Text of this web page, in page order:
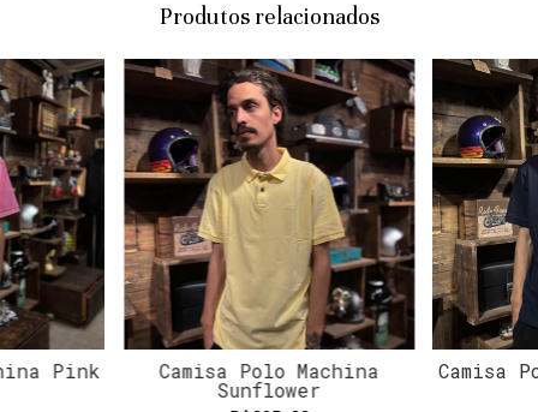
Produtos relacionados
Pink Camisa Polo Machina
Sunflower
Camisa